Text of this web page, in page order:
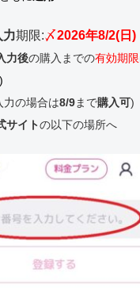
力期限:〆2026年8/2(日)
力後の購入までの有効期限
力の場合は8/9まで購入可)
サイトの以下の場所へ